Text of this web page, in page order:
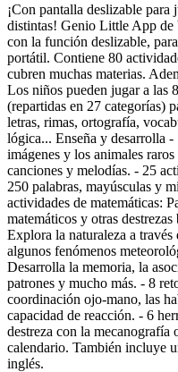
¡Con pantalla deslizable para
distintas! Genio Little App
con la función deslizable,
portátil. Contiene 80
cubren muchas materias.
Los niños pueden jugar a las
(repartidas en 27 categorías)
letras, rimas, ortografía,
lógica... Enseña y desarrolla
imágenes y los animales
canciones y melodías. - 25
250 palabras, mayúsculas y
actividades de matemáticas:
matemáticos y otras
Explora la naturaleza a
algunos fenómenos
Desarrolla la memoria, la
patrones y mucho más. - 8
coordinación ojo-mano, las
capacidad de reacción. - 6
destreza con la mecanografía
calendario. También incluye
inglés.